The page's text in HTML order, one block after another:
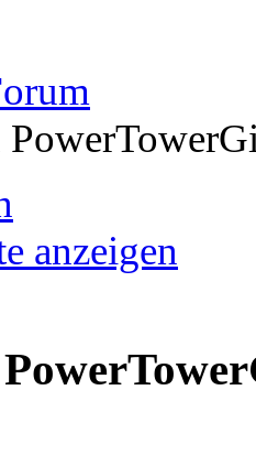
anzeigen